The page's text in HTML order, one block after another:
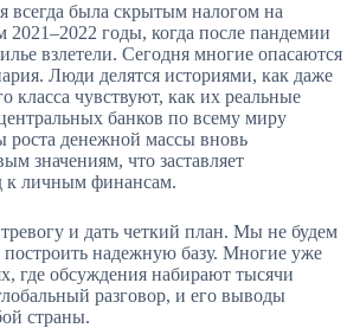
всегда была скрытым налогом на
годы, когда после пандемии
взлетели. Сегодня многие опасаются
Люди делятся историями, как даже
класса чувствуют, как их реальные
банков по всему миру
роста денежной массы вновь
значениям, что заставляет
к личным финансам.
и дать четкий план. Мы не будем
построить надежную базу. Многие уже
где обсуждения набирают тысячи
разговор, и его выводы
страны.